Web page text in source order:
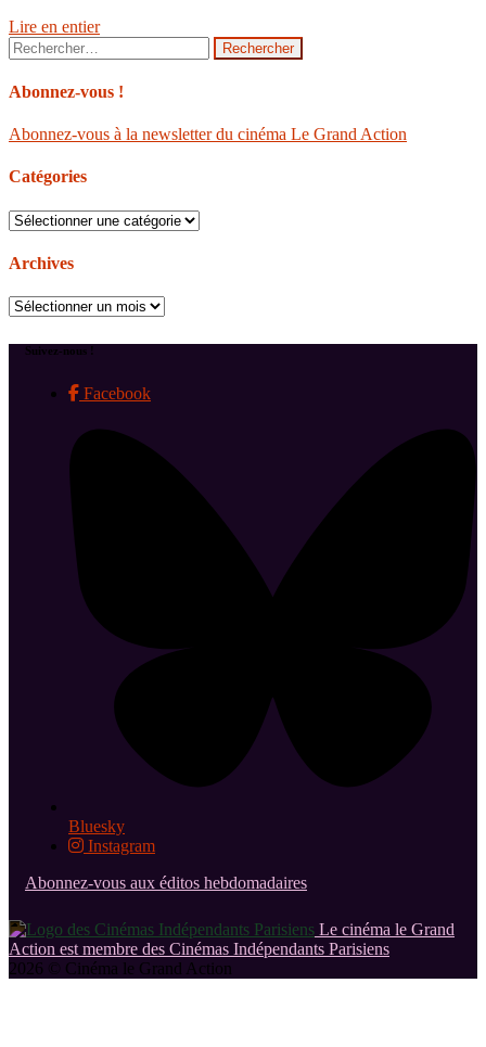
Lire en entier
Rechercher :
Abonnez-vous !
Abonnez-vous à la newsletter du cinéma Le Grand Action
Catégories
Catégories
Archives
Archives
Suivez-nous !
Facebook
Bluesky
Instagram
Abonnez-vous aux éditos hebdomadaires
Le cinéma le Grand
Action est membre des Cinémas Indépendants Parisiens
2026 © Cinéma le Grand Action